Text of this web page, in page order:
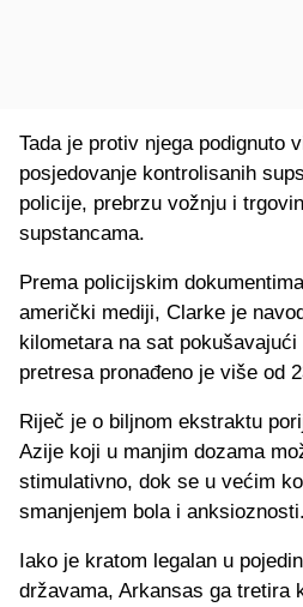
Tada je protiv njega podignuto
posjedovanje kontrolisanih
policije, prebrzu vožnju i
supstancama.
Prema policijskim
američki mediji, Clarke je
kilometara na sat
pretresa pronađeno je više od
Riječ je o biljnom ekstraktu
Azije koji u manjim dozama
stimulativno, dok se u većim
smanjenjem bola i anksioznosti.
Iako je kratom legalan u
državama, Arkansas ga tretira